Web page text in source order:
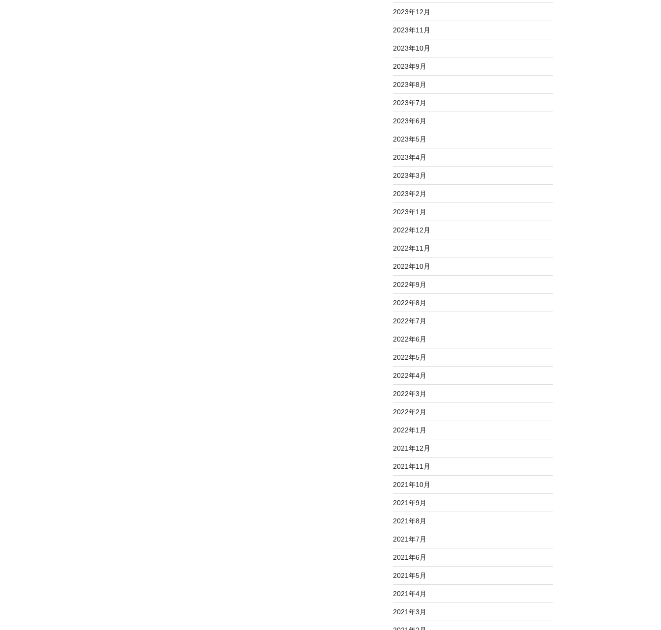
2023年12月
2023年11月
2023年10月
2023年9月
2023年8月
2023年7月
2023年6月
2023年5月
2023年4月
2023年3月
2023年2月
2023年1月
2022年12月
2022年11月
2022年10月
2022年9月
2022年8月
2022年7月
2022年6月
2022年5月
2022年4月
2022年3月
2022年2月
2022年1月
2021年12月
2021年11月
2021年10月
2021年9月
2021年8月
2021年7月
2021年6月
2021年5月
2021年4月
2021年3月